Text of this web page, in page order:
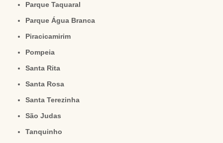
Parque Taquaral
Parque Água Branca
Piracicamirim
Pompeia
Santa Rita
Santa Rosa
Santa Terezinha
São Judas
Tanquinho